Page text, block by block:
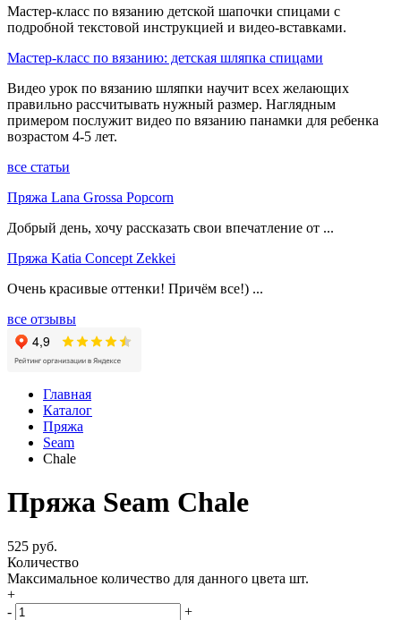
Мастер-класс по вязанию детской шапочки спицами с
подробной текстовой инструкцией и видео-вставками.
Мастер-класс по вязанию: детская шляпка спицами
Видео урок по вязанию шляпки научит всех желающих
правильно рассчитывать нужный размер. Наглядным
примером послужит видео по вязанию панамки для ребенка
возрастом 4-5 лет.
все статьи
Пряжа Lana Grossa Popcorn
Добрый день, хочу рассказать свои впечатление от ...
Пряжа Katia Concept Zekkei
Очень красивые оттенки! Причём все!) ...
все отзывы
Главная
Каталог
Пряжа
Seam
Chale
Пряжа Seam Chale
525 руб.
Количество
Максимальное количество для данного цвета шт.
+
-
+